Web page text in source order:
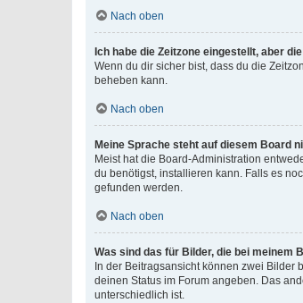
Nach oben
Ich habe die Zeitzone eingestellt, aber
Wenn du dir sicher bist, dass du die
beheben kann.
Nach oben
Meine Sprache steht auf diesem Board
Meist hat die Board-Administration
du benötigst, installieren kann. Falls es
gefunden werden.
Nach oben
Was sind das für Bilder, die bei meinem
In der Beitragsansicht können zwei Bilder
deinen Status im Forum angeben. Das
unterschiedlich ist.